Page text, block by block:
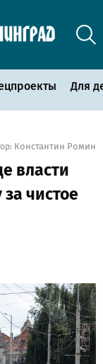
Для
Константин Ромин
власти
чистое